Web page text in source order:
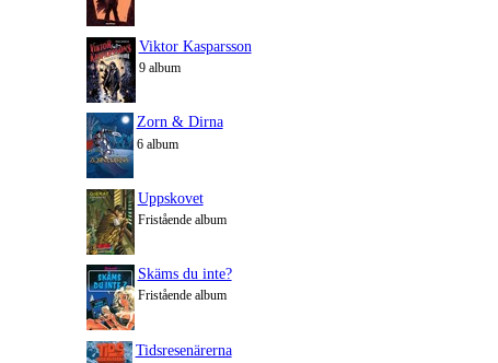
Viktor Kasparsson
9 album
Zorn & Dirna
6 album
Uppskovet
Fristående album
Skäms du inte?
Fristående album
Tidsresenärerna